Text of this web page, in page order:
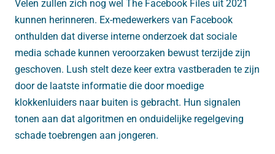
Velen zullen zich nog wel The Facebook Files uit 2021
kunnen herinneren. Ex-medewerkers van Facebook
onthulden dat diverse interne onderzoek dat sociale
media schade kunnen veroorzaken bewust terzijde zijn
geschoven. Lush stelt deze keer extra vastberaden te zijn
door de laatste informatie die door moedige
klokkenluiders naar buiten is gebracht. Hun signalen
tonen aan dat algoritmen en onduidelijke regelgeving
schade toebrengen aan jongeren.